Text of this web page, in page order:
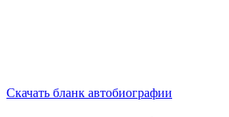
Скачать бланк автобиографии